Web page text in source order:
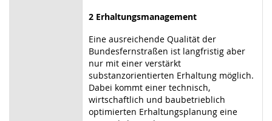
2 Erhaltungsmanagement
Eine ausreichende Qualität der
Bundesfernstraßen ist langfristig aber
nur mit einer verstärkt
substanzorientierten Erhaltung möglich.
Dabei kommt einer technisch,
wirtschaftlich und baubetrieblich
optimierten Erhaltungsplanung eine